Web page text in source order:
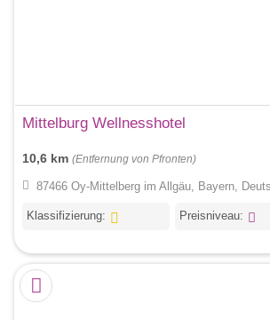
Mittelburg Wellnesshotel
10,6 km (Entfernung von Pfronten)
87466 Oy-Mittelberg im Allgäu, Bayern,
Klassifizierung: Preisniveau: